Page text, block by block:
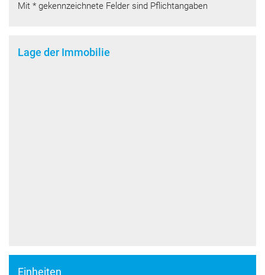
Mit * gekennzeichnete Felder sind Pflichtangaben
Lage der Immobilie
Einheiten